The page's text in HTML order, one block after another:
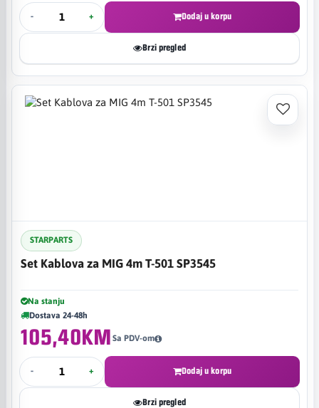
- + Dodaj u korpu
Brzi pregled
STARPARTS
Set Kablova za MIG 4m T-501 SP3545
Na stanju
Dostava 24-48h
105,40KM Sa PDV-om
- + Dodaj u korpu
Brzi pregled